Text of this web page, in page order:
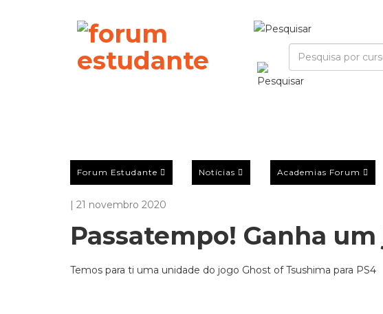
Forum Estudante Notícias Academias Forum
| 21 novembro 2020
Passatempo! Ganha
Temos para ti uma unidade do jogo Ghost of Tsushima para PS4